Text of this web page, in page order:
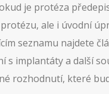
je protéza
ale i úvodní
seznamu najdete
s implantáty a další
rozhodnutí, které